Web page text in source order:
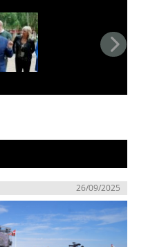
26/09/2025